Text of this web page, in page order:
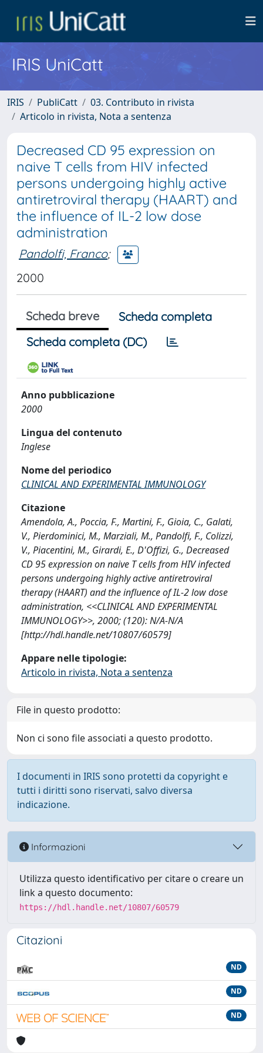
IRIS UniCatt
IRIS PubliCatt
03. Contributo in rivista
Articolo in rivista, Nota a sentenza
Decreased CD 95 expression on
naive T cells from HIV infected
persons undergoing highly active
antiretroviral therapy (HAART) and
the influence of IL-2 low dose
administration
Pandolfi, Franco;
2000
Scheda breve
Scheda completa
Scheda completa (DC)
Anno pubblicazione
2000
Lingua del contenuto
Inglese
Nome del periodico
CLINICAL AND EXPERIMENTAL IMMUNOLOGY
Citazione
Amendola, A., Poccia, F., Martini, F., Gioia, C., Galati,
V., Pierdominici, M., Marziali, M., Pandolfi, F., Colizzi,
V., Piacentini, M., Girardi, E., D'Offizi, G., Decreased
CD 95 expression on naive T cells from HIV infected
persons undergoing highly active antiretroviral
therapy (HAART) and the influence of IL-2 low dose
administration, <<CLINICAL AND EXPERIMENTAL
IMMUNOLOGY>>, 2000; (120): N/A-N/A
[http://hdl.handle.net/10807/60579]
Appare nelle tipologie:
Articolo in rivista, Nota a sentenza
File in questo prodotto:
Non ci sono file associati a questo prodotto.
I documenti in IRIS sono protetti da copyright e
tutti i diritti sono riservati, salvo diversa
indicazione.
Informazioni
Utilizza questo identificativo per citare o creare un
link a questo documento:
https://hdl.handle.net/10807/60579
Citazioni
ND
ND
ND